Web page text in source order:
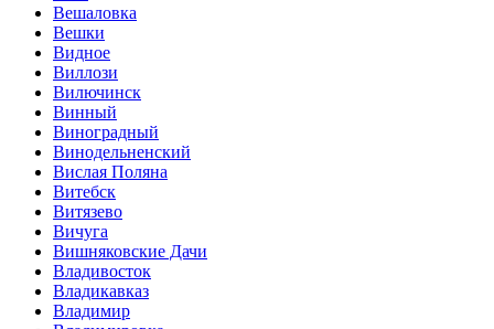
Вешаловка
Вешки
Видное
Виллози
Вилючинск
Винный
Виноградный
Винодельненский
Вислая Поляна
Витебск
Витязево
Вичуга
Вишняковские Дачи
Владивосток
Владикавказ
Владимир